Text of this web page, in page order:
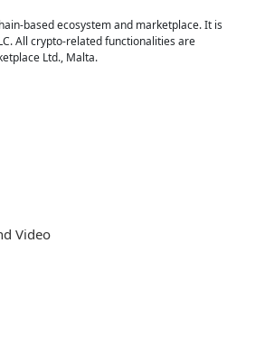
based ecosystem and marketplace. It is
All crypto-related functionalities are
Ltd., Malta.
Video